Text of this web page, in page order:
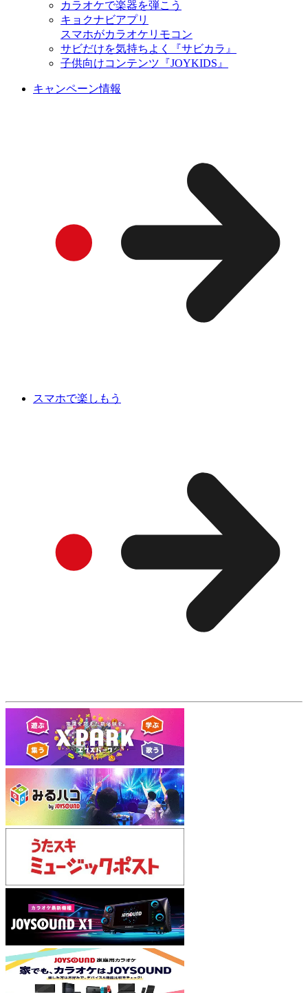
カラオケで楽器を弾こう
キョクナビアプリ
スマホがカラオケリモコン
サビだけを気持ちよく『サビカラ』
子供向けコンテンツ『JOYKIDS』
キャンペーン情報
スマホで楽しもう